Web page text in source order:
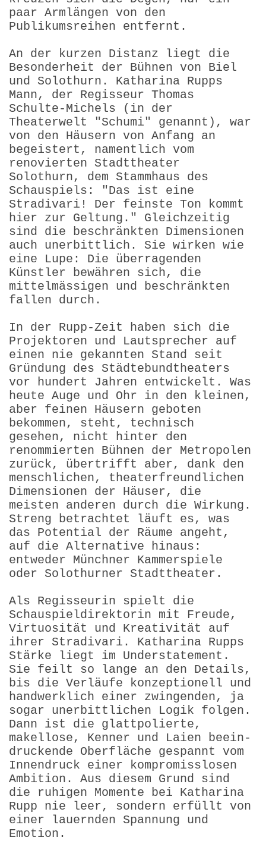
paar Armlängen von den
Publikumsreihen entfernt.
An der kurzen Distanz liegt die
Besonderheit der Bühnen von Biel
und Solothurn. Katharina Rupps
Mann, der Regisseur Thomas
Schulte-Michels (in der
Theaterwelt "Schumi" genannt), war
von den Häusern von Anfang an
begeistert, namentlich vom
renovierten Stadttheater
Solothurn, dem Stammhaus des
Schauspiels: "Das ist eine
Stradivari! Der feinste Ton kommt
hier zur Geltung." Gleichzeitig
sind die beschränkten Dimensionen
auch unerbittlich. Sie wirken wie
eine Lupe: Die überragenden
Künstler bewähren sich, die
mittelmässigen und beschränkten
fallen durch.
In der Rupp-Zeit haben sich die
Projektoren und Lautsprecher auf
einen nie gekannten Stand seit
Gründung des Städtebund­theaters
vor hundert Jahren entwickelt. Was
heute Auge und Ohr in den kleinen,
aber feinen Häusern geboten
bekommen, steht, technisch
gesehen, nicht hinter den
renommierten Bühnen der Metropolen
zurück, übertrifft aber, dank den
menschlichen, theaterfreundlichen
Dimensionen der Häuser, die
meisten anderen durch die Wirkung.
Streng betrachtet läuft es, was
das Potential der Räume angeht,
auf die Alternative hinaus:
entweder Münchner Kammerspiele
oder Solothurner Stadttheater.
Als Regisseurin spielt die
Schauspieldirektorin mit Freude,
Virtuosität und Kreativität auf
ihrer Stradivari. Katharina Rupps
Stärke liegt im Understatement.
Sie feilt so lange an den Details,
bis die Verläufe konzeptionell und
handwerklich einer zwingenden, ja
sogar unerbittlichen Logik folgen.
Dann ist die glattpolierte,
makellose, Kenner und Laien beein­
druckende Oberfläche gespannt vom
Innendruck einer kompromiss­losen
Ambition. Aus diesem Grund sind
die ruhigen Momente bei Katharina
Rupp nie leer, sondern erfüllt von
einer lauernden Spannung und
Emotion.